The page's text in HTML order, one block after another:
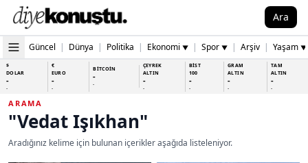
Ara
Güncel | Dünya | Politika | Ekonomi ▼ | Spor ▼ | Arşiv | Yaşam ▼
$
DOLAR
-
-
€
EURO
-
-
BİTCOİN
-
-
ÇEYREK
ALTIN
-
-
BİST
100
-
-
GRAM
ALTIN
-
-
TAM
ALTIN
-
-
ARAMA
"Vedat Işıkhan"
Aradığınız kelime için bulunan içerikler aşağıda listeleniyor.